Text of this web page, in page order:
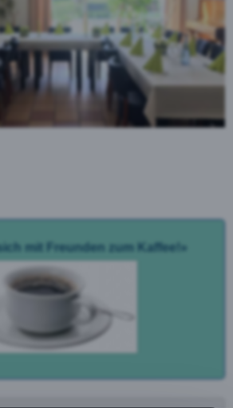
mit Freunden zum Kaffee!»